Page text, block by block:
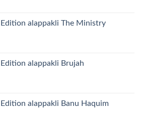
alappakli The Ministry
alappakli Brujah
alappakli Banu Haquim